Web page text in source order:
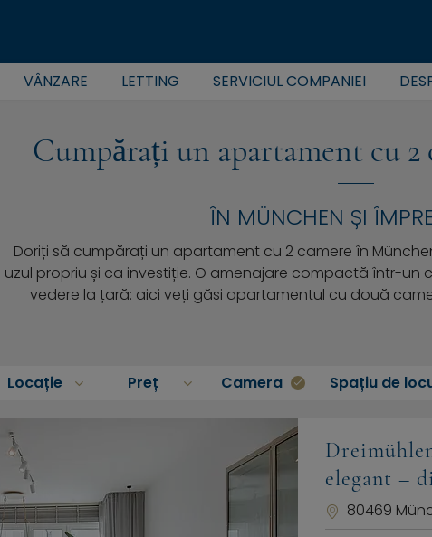
VÂNZARE LETTING SERVICIUL COMPANIEI
Cumpărați un apartament cu
ÎN MÜNCHEN ȘI
Doriți să cumpărați un apartament cu 2 camere în
uzul propriu și ca investiție. O amenajare compactă într-un
vedere la țară: aici veți găsi apartamentul cu două
Locație Preț Camera Spațiu de
elegant –
80469